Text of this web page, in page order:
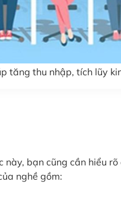
tăng thu nhập, tích lũy
bạn cũng cần hiểu
nghề gồm: